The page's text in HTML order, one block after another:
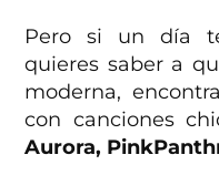
Pero si un día
quieres saber a
moderna,
con canciones
Aurora,